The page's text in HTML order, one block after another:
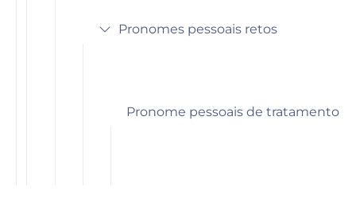
Pronomes pessoais retos
Pronome pessoais de tratamento